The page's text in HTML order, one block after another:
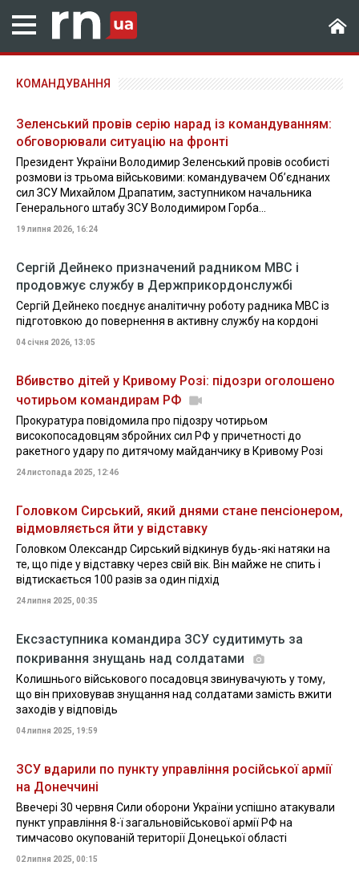
КОМАНДУВАННЯ
Зеленський провів серію нарад із командуванням:
обговорювали ситуацію на фронті
Президент України Володимир Зеленський провів особисті
розмови із трьома військовими: командувачем Об’єднаних
сил ЗСУ Михайлом Драпатим, заступником начальника
Генерального штабу ЗСУ Володимиром Горба...
19 липня 2026, 16:24
Сергій Дейнеко призначений радником МВС і
продовжує службу в Держприкордонслужбі
Сергій Дейнеко поєднує аналітичну роботу радника МВС із
підготовкою до повернення в активну службу на кордоні
04 січня 2026, 13:05
Вбивство дітей у Кривому Розі: підозри оголошено
чотирьом командирам РФ
Прокуратура повідомила про підозру чотирьом
високопосадовцям збройних сил РФ у причетності до
ракетного удару по дитячому майданчику в Кривому Розі
24 листопада 2025, 12:46
Головком Сирський, який днями стане пенсіонером,
відмовляється йти у відставку
Головком Олександр Сирський відкинув будь-які натяки на
те, що піде у відставку через свій вік. Він майже не спить і
відтискається 100 разів за один підхід
24 липня 2025, 00:35
Ексзаступника командира ЗСУ судитимуть за
покривання знущань над солдатами
Колишнього військового посадовця звинувачують у тому,
що він приховував знущання над солдатами замість вжити
заходів у відповідь
04 липня 2025, 19:59
ЗСУ вдарили по пункту управління російської армії
на Донеччині
Ввечері 30 червня Сили оборони України успішно атакували
пункт управління 8-ї загальновійськової армії РФ на
тимчасово окупованій території Донецької області
02 липня 2025, 00:15